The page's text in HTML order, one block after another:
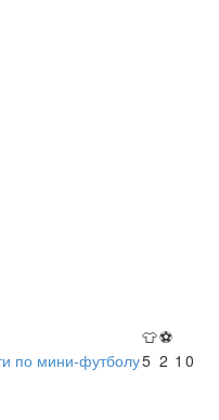
👕⚽
по мини-футболу5 2 1 0